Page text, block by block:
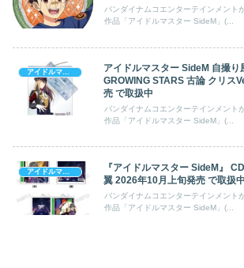
バンダイナムコエンターテインメント
作品「アイドルマスター SideM」(...
アイドルマスター SideM
アイドルマスター SideM 自撮り
GROWING STARS 古論 クリス
売 で取扱中
バンダイナムコエンターテインメント
作品「アイドルマスター SideM」(...
アイドルマスター SideM
『アイドルマスター SideM』
翼 2026年10月上旬発売 で取扱中
バンダイナムコエンターテインメント
作品「アイドルマスター SideM」(...